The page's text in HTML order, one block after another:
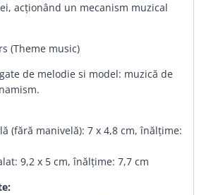
acționând un mecanism muzical
(Theme music)
de melodie si model: muzică de
(fără manivelă): 7 x 4,8 cm, înălțime:
9,2 x 5 cm, înălțime: 7,7 cm